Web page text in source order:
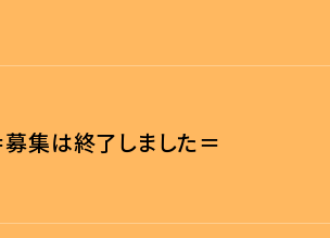
は終了しました＝